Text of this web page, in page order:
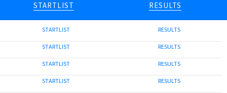
STARTLIST RESULTS
STARTLIST RESULTS
STARTLIST RESULTS
STARTLIST RESULTS
STARTLIST RESULTS